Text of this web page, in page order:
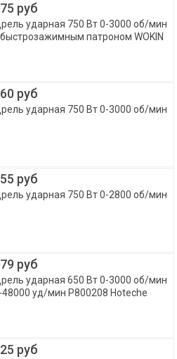
руб
ударная 750 Вт 0-3000 об/мин
патроном WOKIN
руб
ударная 750 Вт 0-3000 об/мин
руб
ударная 750 Вт 0-2800 об/мин
руб
ударная 650 Вт 0-3000 об/мин
48000 уд/мин P800208 Hoteche
руб